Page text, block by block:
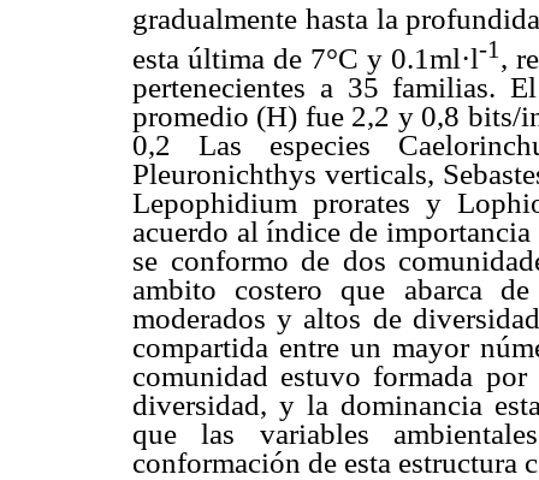
gradualmente hasta la
esta última de 7°C y 0.1ml·l-1 ,
pertenecientes a 35 familias.
promedio (H) fue 2,2 y 0,8
0,2 Las especies
Pleuronichthys verticals,
Lepophidium prorates y
acuerdo al índice de
se conformo de dos
ambito costero que abarca
moderados y altos de
compartida entre un mayor
comunidad estuvo formada
diversidad, y la dominancia
que las variables
conformación de esta estructura